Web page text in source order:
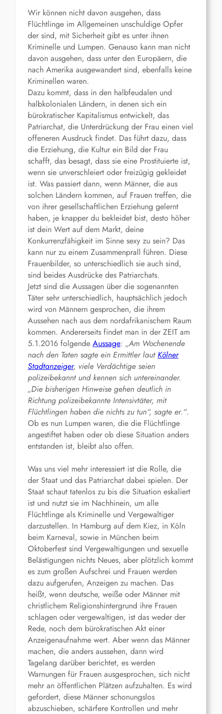
Wir können nicht davon ausgehen, dass
Flüchtlinge im Allgemeinen unschuldige Opfer
der sind, mit Sicherheit gibt es unter ihnen
Kriminelle und Lumpen. Genauso kann man nicht
davon ausgehen, dass unter den Europäern, die
nach Amerika ausgewandert sind, ebenfalls keine
Kriminellen waren.
Dazu kommt, dass in den halbfeudalen und
halbkolonialen Ländern, in denen sich ein
bürokratischer Kapitalismus entwickelt, das
Patriarchat, die Unterdrückung der Frau einen viel
offeneren Ausdruck findet. Das führt dazu, dass
die Erziehung, die Kultur ein Bild der Frau
schafft, das besagt, dass sie eine Prostituierte ist,
wenn sie unverschleiert oder freizügig gekleidet
ist. Was passiert dann, wenn Männer, die aus
solchen Ländern kommen, auf Frauen treffen, die
von ihrer gesellschaftlichen Erziehung gelernt
haben, je knapper du bekleidet bist, desto höher
ist dein Wert auf dem Markt, deine
Konkurrenzfähigkeit im Sinne sexy zu sein? Das
kann nur zu einem Zusammenprall führen. Diese
Frauenbilder, so unterschiedlich sie auch sind,
sind beides Ausdrücke des Patriarchats.
Jetzt sind die Aussagen über die sogenannten
Täter sehr unterschiedlich, hauptsächlich jedoch
wird von Männern gesprochen, die ihrem
Aussehen nach aus dem nordafrikanischem Raum
kommen. Andererseits findet man in der ZEIT am
5.1.2016 folgende Aussage: „Am Wochenende
nach den Taten sagte ein Ermittler lautKölner
Stadtanzeiger, viele Verdächtige seien
polizeibekannt und kennen sich untereinander.
„Die bisherigen Hinweise gehen deutlich in
Richtung polizeibekannte Intensivtäter, mit
Flüchtlingen haben die nichts zu tun“, sagte er.“.
Ob es nun Lumpen waren, die die Flüchtlinge
angestiftet haben oder ob diese Situation anders
entstanden ist, bleibt also offen.
Was uns viel mehr interessiert ist die Rolle, die
der Staat und das Patriarchat dabei spielen. Der
Staat schaut tatenlos zu bis die Situation eskaliert
ist und nutzt sie im Nachhinein, um alle
Flüchtlinge als Kriminelle und Vergewaltiger
darzustellen. In Hamburg auf dem Kiez, in Köln
beim Karneval, sowie in München beim
Oktoberfest sind Vergewaltigungen und sexuelle
Belästigungen nichts Neues, aber plötzlich kommt
es zum großen Aufschrei und Frauen werden
dazu aufgerufen, Anzeigen zu machen. Das
heißt, wenn deutsche, weiße oder Männer mit
christlichem Religionshintergrund ihre Frauen
schlagen oder vergewaltigen, ist das weder der
Rede, noch dem bürokratischen Akt einer
Anzeigenaufnahme wert. Aber wenn das Männer
machen, die anders aussehen, dann wird
Tagelang darüber berichtet, es werden
Warnungen für Frauen ausgesprochen, sich nicht
mehr an öffentlichen Plätzen aufzuhalten. Es wird
gefordert, diese Männer schonungslos
abzuschieben, schärfere Kontrollen und mehr